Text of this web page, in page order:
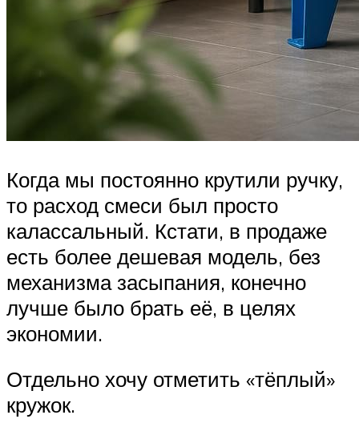
Когда мы постоянно крутили ручку,
то расход смеси был просто
калассальный. Кстати, в продаже
есть более дешевая модель, без
механизма засыпания, конечно
лучше было брать её, в целях
экономии.
Отдельно хочу отметить «тёплый»
кружок.